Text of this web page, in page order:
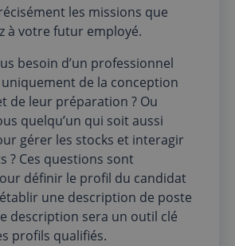
les missions que
à votre futur employé.
besoin d’un professionnel
de la conception
de leur préparation ? Ou
quelqu’un qui soit aussi
gérer les stocks et interagir
? Ces questions sont
définir le profil du candidat
une description de poste
description sera un outil clé
profils qualifiés.